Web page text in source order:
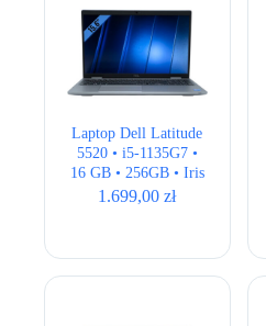
Laptop Dell Latitude
5520 • i5-1135G7 •
16 GB • 256GB • Iris
Xe • 15,6 ” Full HD •
1.699,00zł